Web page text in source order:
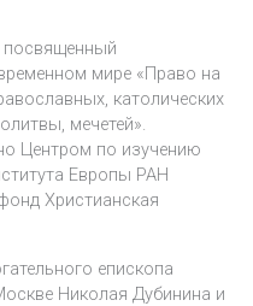
посвященный
мире «Право на
католических
мечетей».
Центром по изучению
Европы РАН
Христианская
епископа
Николая Дубинина и